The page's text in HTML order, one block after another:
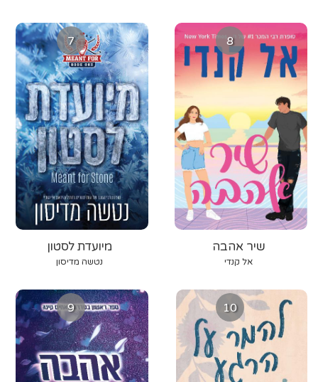
7
מיועדת לסטון
נטשה מדיסון
8
שיר אהבה
אל קנדי
9 10